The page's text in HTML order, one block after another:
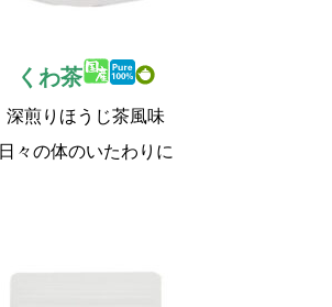
くわ茶
深煎りほうじ茶風味
日々の体のいたわりに